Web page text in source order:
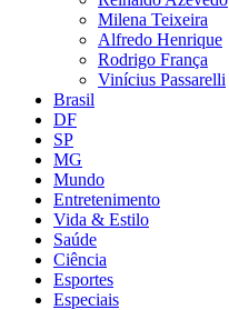
Milena Teixeira
Alfredo Henrique
Rodrigo França
Vinícius Passarelli
Brasil
DF
SP
MG
Mundo
Entretenimento
Vida & Estilo
Saúde
Ciência
Esportes
Especiais